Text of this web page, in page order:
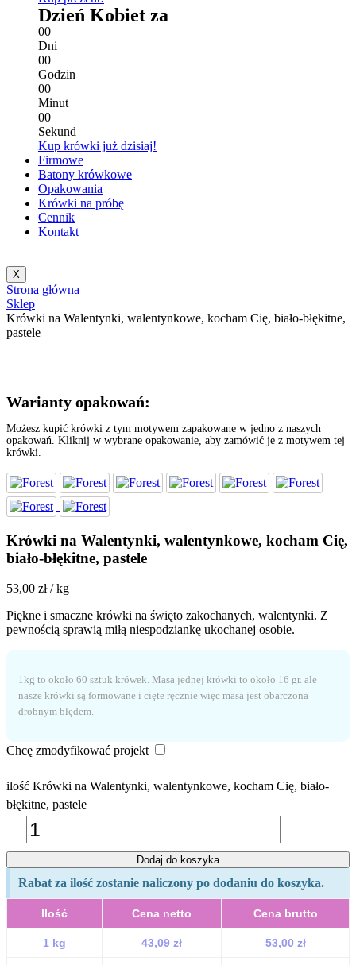
Dzień Kobiet za
00
Dni
00
Godzin
00
Minut
00
Sekund
Kup krówki już dzisiaj!
Firmowe
Batony krówkowe
Opakowania
Krówki na próbę
Cennik
Kontakt
X
Strona główna
Sklep
Krówki na Walentynki, walentynkowe, kocham Cię, biało-błękitne,
pastele
Warianty opakowań:
Możesz kupić krówki z tym motywem zapakowane w jedno z naszych
opakowań. Kliknij w wybrane opakowanie, aby zamówić je z motywem tej
krówki.
Krówki na Walentynki, walentynkowe, kocham Cię,
biało-błękitne, pastele
53,00 zł / kg
Piękne i smaczne krówki na święto zakochanych, walentynki. Z
pewnością sprawią miłą niespodziankę ukochanej osobie.
1kg to około 60 sztuk krówek. Masa jednej krówki to około 16 gr. ale
nasze krówki są formowane i cięte ręcznie więc masa jest obarczona
drobnym błędem.
Chcę zmodyfikować projekt
ilość Krówki na Walentynki, walentynkowe, kocham Cię, biało-
błękitne, pastele
Dodaj do koszyka
Rabat za ilość zostanie naliczony po dodaniu do koszyka.
Ilość Cena netto Cena brutto
1 kg 43,09 zł 53,00 zł